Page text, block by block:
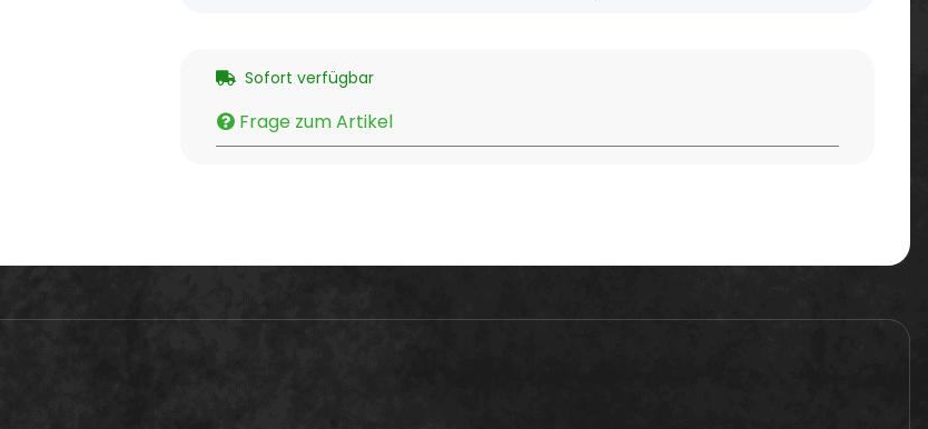
Sofort verfügbar
Frage zum Artikel